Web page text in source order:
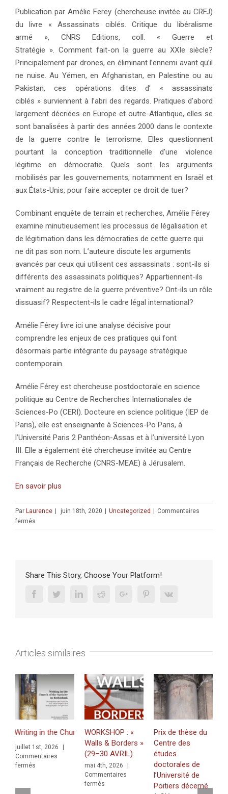
Publication par Amélie Ferey (chercheuse invitée au CRFJ)
du livre « Assassinats ciblés. Critique du libéralisme
armé », CNRS Editions, coll. « Guerre et
Stratégie ». Comment fait-on la guerre au XXIe siècle?
Principalement par drones, en éliminant l’ennemi avant qu’il
ne nuise. Au Yémen, en Afghanistan, en Palestine ou au
Pakistan, ces opérations dites d’ « assassinats
ciblés » surviennent à l’abri des regards. Pratiques d’abord
largement décriées en Europe et outre-Atlantique, elles se
sont banalisées à partir des années 2000 dans le contexte
de la guerre contre le terrorisme. Elles questionnent
pourtant la conception traditionnelle d’une violence
légitime en démocratie. Quels sont les arguments
mobilisés par les gouvernements, notamment en Israël et
aux États-Unis, pour faire accepter ce droit de tuer?
Combinant enquête de terrain et recherches, Amélie Férey
examine minutieusement les processus de légalisation et
de légitimation dans les démocraties de cette guerre qui
ne dit pas son nom. L’auteure discute les arguments
avancés par ceux qui utilisent ces assassinats : sont-ils si
différents des assassinats politiques? Appartiennent-ils
vraiment au registre de la guerre préventive? Ont-ils un rôle
dissuasif? Respectent-ils le cadre légal international?
Amélie Férey livre ici une analyse décisive pour
comprendre les enjeux de ces pratiques qui font
désormais partie intégrante du paysage stratégique
contemporain.
Amélie Férey est chercheuse postdoctorale en science
politique au Centre de Recherches Internationales de
Sciences-Po (CERI). Docteure en science politique (IEP de
Paris), elle est enseignante à Sciences-Po Paris, à
l’Université Paris 2 Panthéon-Assas et à l’université Lyon
III. Elle a également été chercheuse invitée au Centre
Français de Recherche (CNRS-MEAE) à Jérusalem.
En savoir plus
Par Laurence | juin 18th, 2020 | Uncategorized | Commentaires
fermés
PUBLICATION
Critique
libéralisme
Share This Story, Choose Your Platform!
FacebookTwitterLinkedinRedditGoogle+ PinterestVk
Articles similaires
Writing in the Church of the Nativity in Bethlehem. Inscriptions and
juillet 1st, 2026
|
Commentaires
fermés
in a Multilingual and Multigraphic Perspective
WORKSHOP : «
Walls & Borders »
(29–30 AVRIL)
mai 4th, 2026
|
Commentaires
fermés
Prix de thèse du
Centre des
études
doctorales de
l’Université de
Poitiers décerné